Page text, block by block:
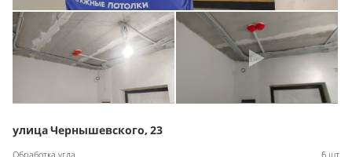
улица Чернышевского, 23
Обработка угла
6 шт